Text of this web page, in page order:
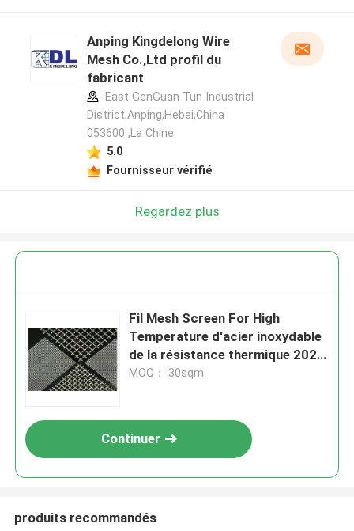
Anping Kingdelong Wire
Mesh Co.,Ltd profil du
fabricant
East GenGuan Tun Industrial
District,Anping,Hebei,China
053600 ,La Chine
5.0
Fournisseur vérifié
Regardez plus
Fil Mesh Screen For High
Temperature d'acier inoxydable
de la résistance thermique 202
de 4mm
MOQ： 30sqm
Continuer
produits recommandés